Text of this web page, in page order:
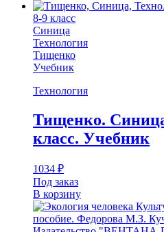
8-9 класс
Синица
Технология
Тищенко
Учебник
Технология
Тищенко.
класс. Учебник
1034 ₽
Под заказ
В корзину